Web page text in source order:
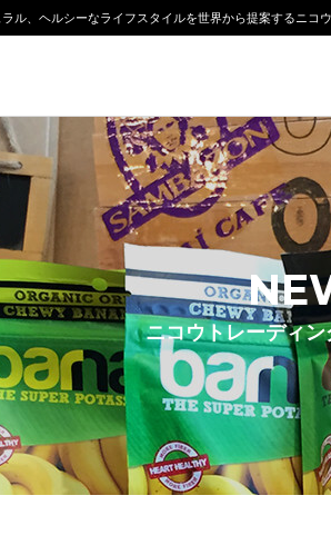
ル、ヘルシーなライフスタイルを世界から提案するニコ
NIKO TRADING CO.,LTD. ニコウ
ニコウトレーディ